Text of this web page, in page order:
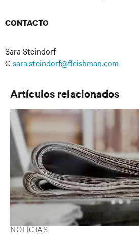
CONTACTO
Sara Steindorf
C sara.steindorf@fleishman.com
Artículos relacionados
NOTICIAS